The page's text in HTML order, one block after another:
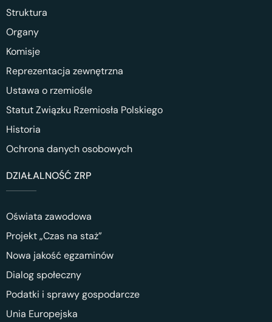
Struktura
Organy
Komisje
Reprezentacja zewnętrzna
Ustawa o rzemiośle
Statut Związku Rzemiosła Polskiego
Historia
Ochrona danych osobowych
DZIAŁALNOŚĆ ZRP
Oświata zawodowa
Projekt „Czas na staż”
Nowa jakość egzaminów
Dialog społeczny
Podatki i sprawy gospodarcze
Unia Europejska